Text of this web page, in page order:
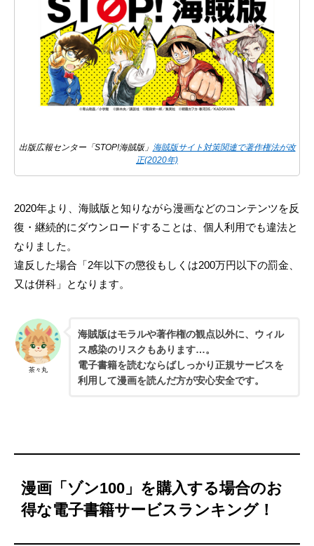
出版広報センター「STOP!海賊版」 海賊版サイト対策関連で著作権法が改
正(2020年)
2020年より、海賊版と知りながら漫画などのコンテンツを反
復・継続的にダウンロードすることは、個人利用でも違法と
なりました。
違反した場合「2年以下の懲役もしくは200万円以下の罰金、
又は併科」となります。
茶々丸
海賊版はモラルや著作権の観点以外に、ウィル
ス感染のリスクもあります…。
電子書籍を読むならばしっかり正規サービスを
利用して漫画を読んだ方が安心安全です。
漫画「ゾン100」を購入する場合のお
得な電子書籍サービスランキング！